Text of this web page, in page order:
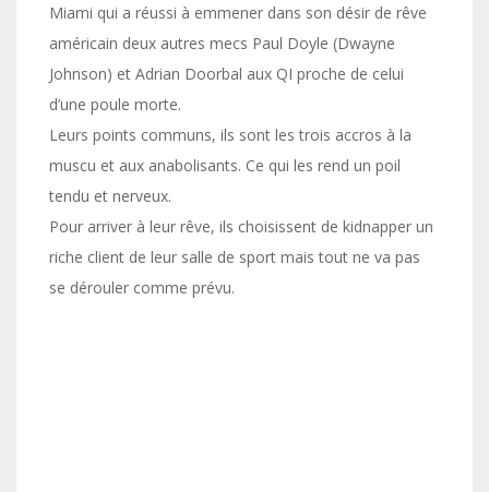
Miami qui a réussi à emmener dans son désir de rêve
américain deux autres mecs Paul Doyle (Dwayne
Johnson) et Adrian Doorbal aux QI proche de celui
d’une poule morte.
Leurs points communs, ils sont les trois accros à la
muscu et aux anabolisants. Ce qui les rend un poil
tendu et nerveux.
Pour arriver à leur rêve, ils choisissent de kidnapper un
riche client de leur salle de sport mais tout ne va pas
se dérouler comme prévu.